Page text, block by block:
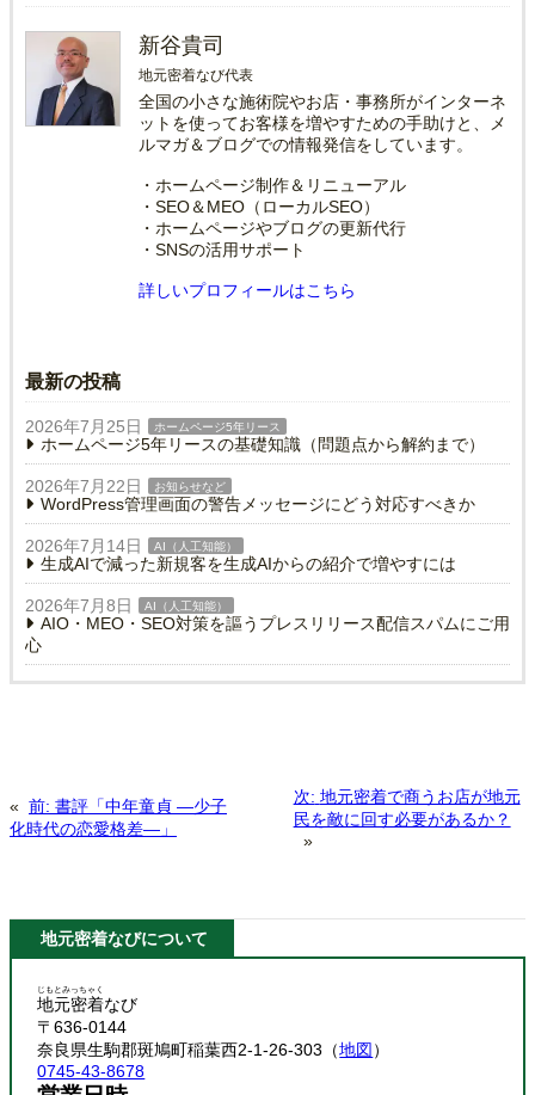
新谷貴司
地元密着なび代表
全国の小さな施術院やお店・事務所がインターネ
ットを使ってお客様を増やすための手助けと、メ
ルマガ＆ブログでの情報発信をしています。
・ホームページ制作＆リニューアル
・SEO＆MEO（ローカルSEO）
・ホームページやブログの更新代行
・SNSの活用サポート
詳しいプロフィールはこちら
最新の投稿
2026年7月25日 ホームページ5年リース
ホームページ5年リースの基礎知識（問題点から解約まで）
2026年7月22日 お知らせなど
WordPress管理画面の警告メッセージにどう対応すべきか
2026年7月14日 AI（人工知能）
生成AIで減った新規客を生成AIからの紹介で増やすには
2026年7月8日 AI（人工知能）
AIO・MEO・SEO対策を謳うプレスリリース配信スパムにご用
心
« 前: 書評「中年童貞 ―少子
化時代の恋愛格差―」
次: 地元密着で商うお店が地元
民を敵に回す必要があるか？
»
地元密着なびについて
地元密着
じもとみっちゃく
なび
〒636-0144
奈良県生駒郡斑鳩町稲葉西2-1-26-303（地図）
0745-43-8678